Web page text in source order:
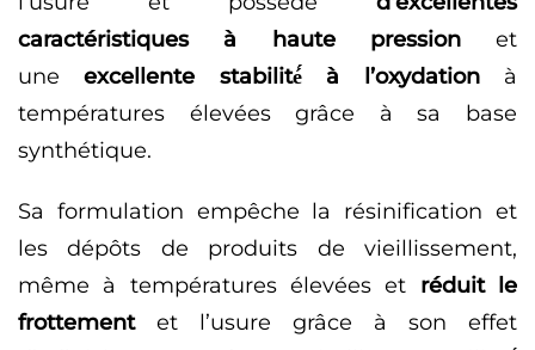
caractéristiques à haute pressionet
uneexcellente stabilité́ à l’oxydationà
températures élevées grâce à sa base
synthétique.
Sa formulation empêche la résinification et
les dépôts de produits de vieillissement,
même à températures élevées et réduit le
frottementet l’usure grâce à son effet